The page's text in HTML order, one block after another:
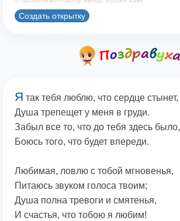
Создать открытку
Я так тебя люблю, что сердце стынет,
Душа трепещет у меня в груди.
Забыл все то, что до тебя здесь было,
Боюсь того, что будет впереди.
Любимая, ловлю с тобой мгновенья,
Питаюсь звуком голоса твоим;
Душа полна тревоги и смятенья,
И счастья, что тобою я любим!